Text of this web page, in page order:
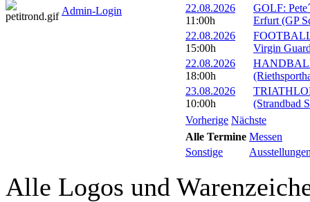
Admin-Login
22.08.2026
11:00h
GOLF:
Erfurt (GP
22.08.2026
15:00h
Virgin
22.08.2026
18:00h
23.08.2026
10:00h
(Strandbad
Vorherige Nächste
Alle Termine Messen
Sonstige
Alle Logos und